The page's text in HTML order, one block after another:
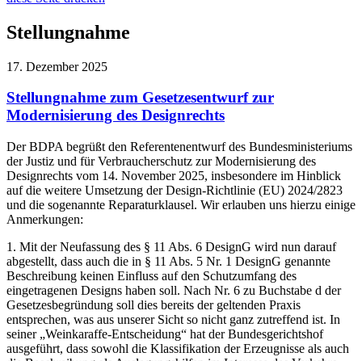
Stellungnahme
17. Dezember 2025
Stellungnahme zum Gesetzesentwurf zur
Modernisierung des Designrechts
Der BDPA begrüßt den Referentenentwurf des Bundesministeriums
der Justiz und für Verbraucherschutz zur Modernisierung des
Designrechts vom 14. November 2025, insbesondere im Hinblick
auf die weitere Umsetzung der Design-Richtlinie (EU) 2024/2823
und die sogenannte Reparaturklausel. Wir erlauben uns hierzu einige
Anmerkungen:
1. Mit der Neufassung des § 11 Abs. 6 DesignG wird nun darauf
abgestellt, dass auch die in § 11 Abs. 5 Nr. 1 DesignG genannte
Beschreibung keinen Einfluss auf den Schutzumfang des
eingetragenen Designs haben soll. Nach Nr. 6 zu Buchstabe d der
Gesetzesbegründung soll dies bereits der geltenden Praxis
entsprechen, was aus unserer Sicht so nicht ganz zutreffend ist. In
seiner „Weinkaraffe-Entscheidung“ hat der Bundesgerichtshof
ausgeführt, dass sowohl die Klassifikation der Erzeugnisse als auch